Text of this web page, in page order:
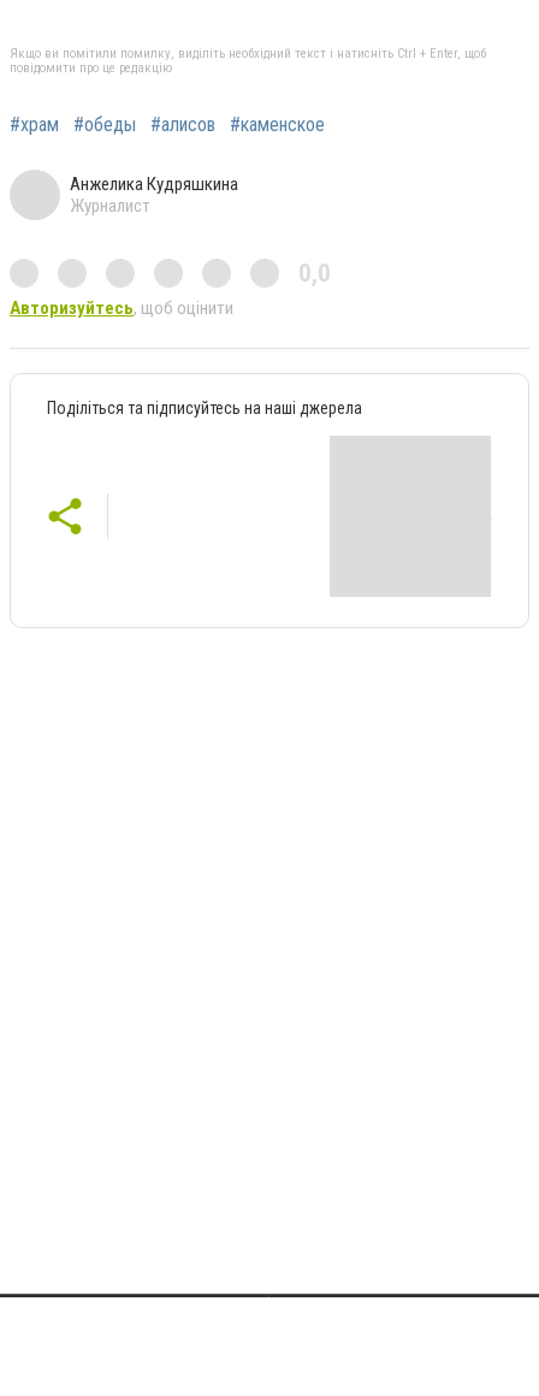
Якщо ви помітили помилку, виділіть необхідний текст і натисніть Ctrl + Enter, щоб
повідомити про це редакцію
#храм #обеды #алисов #каменское
Анжелика Кудряшкина
Журналист
0,0
Авторизуйтесь, щоб оцінити
Поділіться та підписуйтесь на наші джерела